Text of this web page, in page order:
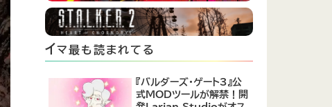
イマ最も読まれてる
『バルダーズ・ゲート3』公
式MODツールが解禁！開